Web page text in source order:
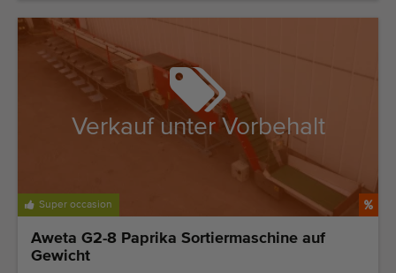
Super occasion
Verkauf unter Vorbehalt
Aweta G2-8 Paprika Sortiermaschine auf
Gewicht